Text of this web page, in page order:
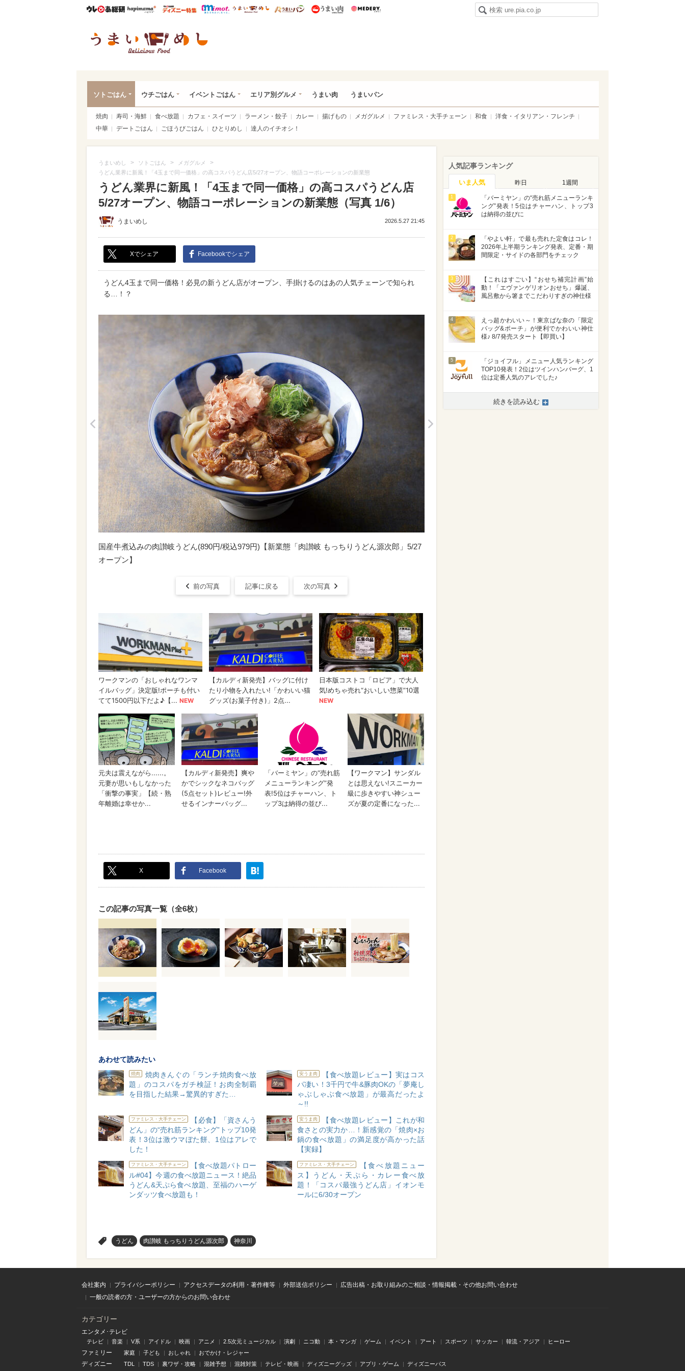
ウレぴあ総研ハピママ* ウレぴあ総研 ディズニー特集
mimot. うまいめし うまいパン うまい肉
ソトごはん ウチごはん イベントごはん エリア別グルメ うまい肉 うまいパン
焼肉 寿司・海鮮 食べ放題 カフェ・スイーツ ラーメン・餃子 カレー 揚げもの メガグルメ ファミレス・大手チェーン 和食
洋食・イタリアン・フレンチ
中華
デートごはん ごほうびごはん ひとりめし 達人のイチオシ！
うまいめし > ソトごはん > メガグルメ >
うどん業界に新風！「4玉まで同一価格」の高コスパうどん店5/27オープン、物語コーポレーションの新業態
うどん業界に新風！「4玉まで同一価格」の高コスパうどん店
5/27オープン、物語コーポレーションの新業態（写真 1/6）
うまいめし 2026.5.27 21:45
Xでシェア Facebookでシェア
うどん4玉まで同一価格！必見の新うどん店がオープン、手掛けるのはあの人気チェーンで知られ
る…！？
国産牛煮込みの肉讃岐うどん(890円/税込979円)【新業態「肉讃岐 もっちりうどん源次郎」5/27
オープン】
前の写真 記事に戻る 次の写真
X Facebook
この記事の写真一覧（全6枚）
あわせて読みたい
焼肉
焼肉きんぐの「ランチ焼肉食べ放
題」のコスパをガチ検証！お肉全制覇
を目指した結果→驚異的すぎた…
安うま肉
【食べ放題レビュー】実はコス
パ凄い！3千円で牛&豚肉OKの「夢庵し
ゃぶしゃぶ食べ放題」が最高だったよ
～!!
ファミレス・大手チェーン
【必食】「資さんう
どん」の“売れ筋ランキング”トップ10発
表！3位は激ウマぼた餅、1位はアレで
した！
安うま肉
【食べ放題レビュー】これが和
食さとの実力か…！新感覚の「焼肉×お
鍋の食べ放題」の満足度が高かった話
【実録】
ファミレス・大手チェーン
【食べ放題パトロー
ル#04】今週の食べ放題ニュース！絶品
うどん&天ぷら食べ放題、至福のハーゲ
ンダッツ食べ放題も！
ファミレス・大手チェーン
【食べ放題ニュー
ス】うどん・天ぷら・カレー食べ放
題！「コスパ最強うどん店」イオンモ
ールに6/30オープン
うどん 肉讃岐 もっちりうどん源次郎 神奈川
人気記事ランキング
いま人気 昨日 1週間
1
「バーミヤン」の“売れ筋メニューランキ
ング”発表！5位はチャーハン、トップ3
は納得の並びに
2
「やよい軒」で最も売れた定食はコレ！
2026年上半期ランキング発表、定番・期
間限定・サイドの各部門をチェック
3
【これはすごい】“おせち補完計画”始
動！「エヴァンゲリオンおせち」爆誕、
風呂敷から箸までこだわりすぎの神仕様
4
えっ超かわいい～！東京ばな奈の「限定
バッグ&ポーチ」が便利でかわいい神仕
様♪ 8/7発売スタート【即買い】
5
「ジョイフル」メニュー人気ランキング
TOP10発表！2位はツインハンバーグ、1
位は定番人気のアレでした♪
続きを読み込む
会社案内 プライバシーポリシー アクセスデータの利用・著作権等 外部送信ポリシー
広告出稿・お取り組みのご相談・情報掲載・その他お問い合わせ
一般の読者の方・ユーザーの方からのお問い合わせ
カテゴリー
エンタメ･テレビ
テレビ 音楽 V系 アイドル 映画 アニメ 2.5次元ミュージカル 演劇 ニコ動 本・マンガ ゲーム イベント アート スポーツ サッカー 韓流・アジア ヒーロー
ファミリー 家庭 子ども おしゃれ おでかけ・レジャー
ディズニー TDL TDS 裏ワザ・攻略 混雑予想 混雑対策 テレビ・映画 ディズニーグッズ アプリ・ゲーム ディズニーパス